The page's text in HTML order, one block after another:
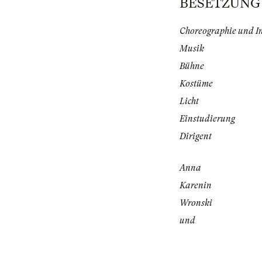
Choreographie und
Musik
Bühne
Kostüme
Licht
Einstudierung
Dirigent
Anna
Karenin
Wronski
und